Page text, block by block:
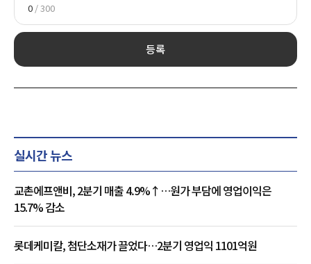
0 / 300
등록
실시간 뉴스
교촌에프앤비, 2분기 매출 4.9%↑…원가 부담에 영업이익은
15.7% 감소
롯데케미칼, 첨단소재가 끌었다…2분기 영업익 1101억원